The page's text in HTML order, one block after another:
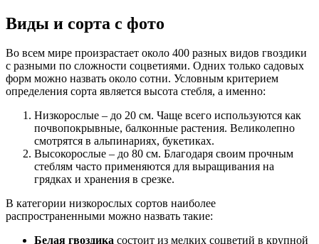
Виды и сорта с фото
Во всем мире произрастает около 400 разных видов гвоздики
с разными по сложности соцветиями. Одних только садовых
форм можно назвать около сотни. Условным критерием
определения сорта является высота стебля, а именно:
Низкорослые – до 20 см. Чаще всего используются как
почвопокрывные, балконные растения. Великолепно
смотрятся в альпинариях, букетиках.
Высокорослые – до 80 см. Благодаря своим прочным
стеблям часто применяются для выращивания на
грядках и хранения в срезке.
В категории низкорослых сортов наиболее
распространенными можно назвать такие:
Белая гвоздика состоит из мелких соцветий в крупной